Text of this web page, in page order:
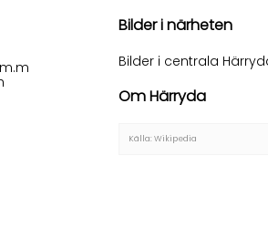
Bilder i närheten
Bilder i centrala
Om Härryda
Källa: Wikipedia